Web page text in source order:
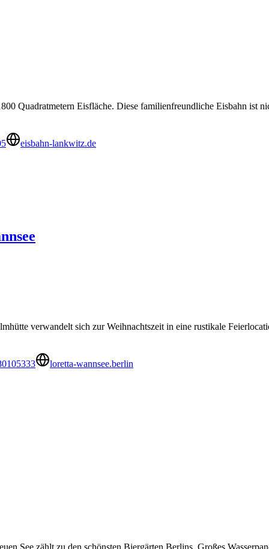
Quadratmetern Eisfläche. Diese familienfreundliche Eisbahn ist
eisbahn-lankwitz.de
verwandelt sich zur Weihnachtszeit in eine rustikale
loretta-wannsee.berlin
See zählt zu den schönsten Biergärten Berlins. Großes